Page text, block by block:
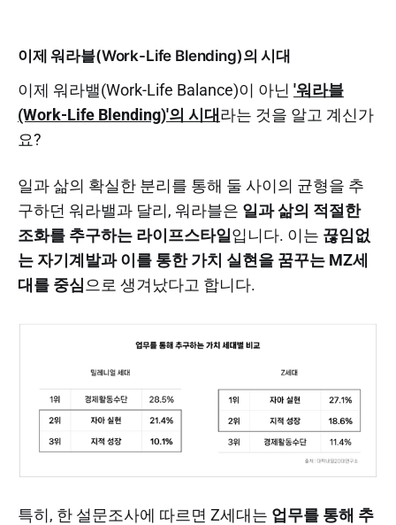
이제 워라블(Work-Life Blending)의 시대
이제 워라밸(Work-Life Balance)이 아닌 '워라블
(Work-Life Blending)'의 시대라는 것을 알고 계신가
요?
일과 삶의 확실한 분리를 통해 둘 사이의 균형을 추
구하던 워라밸과 달리, 워라블은 일과 삶의 적절한
조화를 추구하는 라이프스타일입니다. 이는 끊임없
는 자기계발과 이를 통한 가치 실현을 꿈꾸는 MZ세
대를 중심 으로 생겨났다고 합니다.
특히, 한 설문조사에 따르면 Z세대는 업무를 통해 추